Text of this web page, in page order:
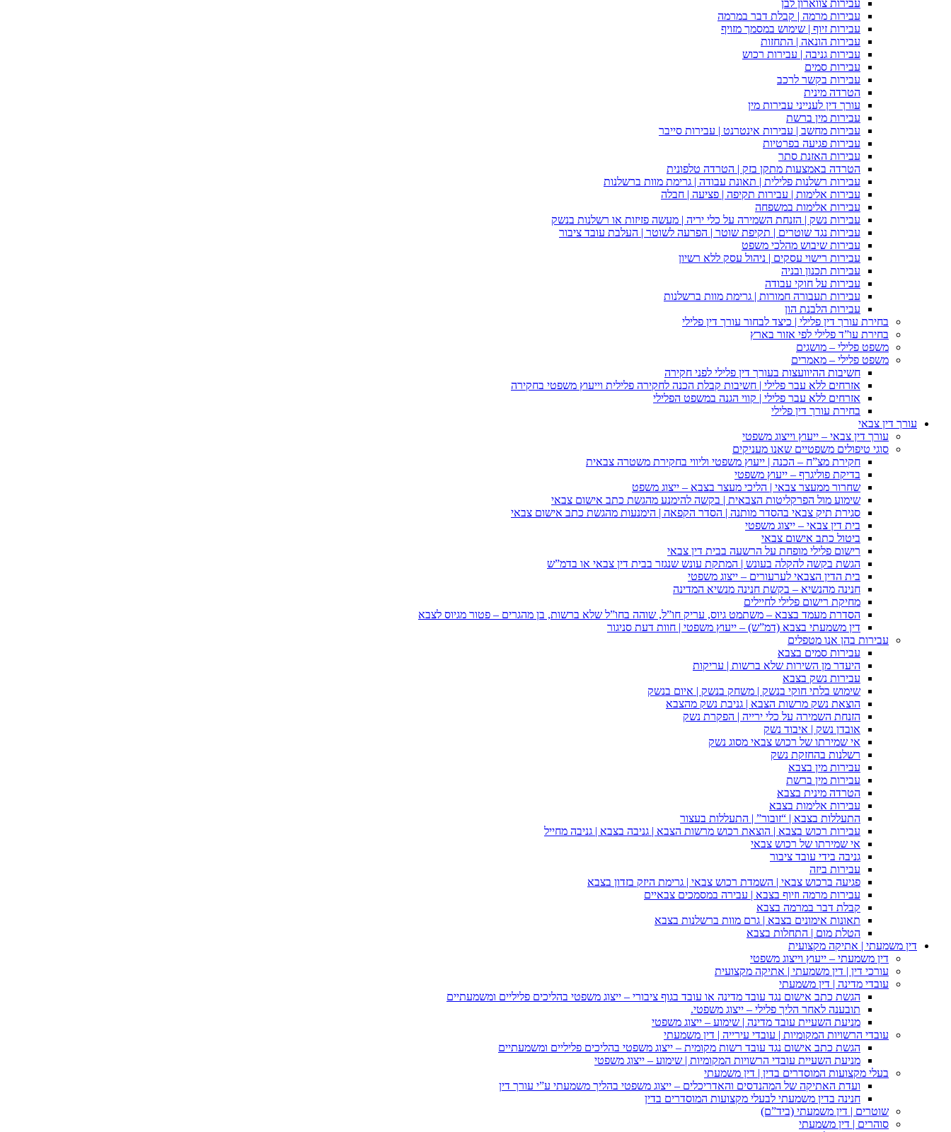
עבירות צווארון לבן
עבירות מרמה | קבלת דבר במרמה
עבירות זיוף | שימוש במסמך מזויף
עבירות הונאה | התחזות
עבירות גניבה | עבירות רכוש
עבירות סמים
עבירות בקשר לרכב
הטרדה מינית
עורך דין לענייני עבירות מין
עבירות מין ברשת
עבירות מחשב | עבירות אינטרנט | עבירות סייבר
עבירות פגיעה בפרטיות
עבירות האזנת סתר
הטרדה באמצעות מתקן בזק | הטרדה טלפונית
עבירות רשלנות פלילית | תאונת עבודה | גרימת מוות ברשלנות
עבירות אלימות | עבירות תקיפה | פציעה | חבלה
עבירות אלימות במשפחה
עבירות נשק | הזנחת השמירה על כלי יריה | מעשה פזיזות או רשלנות בנשק
עבירות נגד שוטרים | תקיפת שוטר | הפרעה לשוטר | העלבת עובד ציבור
עבירות שיבוש מהלכי משפט
עבירות רישוי עסקים | ניהול עסק ללא רשיון
עבירות תכנון ובניה
עבירות על חוקי עבודה
עבירות תעבורה חמורות | גרימת מוות ברשלנות
עבירות הלבנת הון
בחירת עורך דין פלילי | כיצד לבחור עורך דין פלילי
בחירת עו”ד פלילי לפי אזור בארץ
משפט פלילי – מושגים
משפט פלילי – מאמרים
חשיבות ההיוועצות בעורך דין פלילי לפני חקירה
אזרחים ללא עבר פלילי | חשיבות קבלת הכנה לחקירה פלילית וייעוץ משפטי בחקירה
אזרחים ללא עבר פלילי | קווי הגנה במשפט הפלילי
בחירת עורך דין פלילי
עורך דין צבאי
עורך דין צבאי – ייעוץ וייצוג משפטי
סוגי טיפולים משפטיים שאנו מעניקים
חקירת מצ”ח – הכנה | ייעוץ משפטי וליווי בחקירת משטרה צבאית
בדיקת פוליגרף – ייעוץ משפטי
שחרור ממעצר צבאי | הליכי מעצר בצבא – ייצוג משפט
שימוע מול הפרקליטות הצבאית | בקשה להימנע מהגשת כתב אישום צבאי
סגירת תיק צבאי בהסדר מותנה | הסדר הקפאה | הימנעות מהגשת כתב אישום צבאי
בית דין צבאי – ייצוג משפטי
ביטול כתב אישום צבאי
רישום פלילי מופחת על הרשעה בבית דין צבאי
הגשת בקשה להקלה בעונש | המתקת עונש שנגזר בבית דין צבאי או בדמ”ש
בית הדין הצבאי לערעורים – ייצוג משפטי
חנינה מהנשיא – בקשת חנינה מנשיא המדינה
מחיקת רישום פלילי לחיילים
הסדרת מעמד בצבא – משתמט גיוס, עריק חו”ל, שוהה בחו”ל שלא ברשות, בן מהגרים – פטור מגיוס לצבא
דין משמעתי בצבא (דמ”ש) – ייעוץ משפטי | חוות דעת סניגור
עבירות בהן אנו מטפלים
עבירות סמים בצבא
היעדר מן השירות שלא ברשות | עריקות
עבירות נשק בצבא
שימוש בלתי חוקי בנשק | משחק בנשק | איום בנשק
הוצאת נשק מרשות הצבא | גניבת נשק מהצבא
הזנחת השמירה על כלי ירייה | הפקרת נשק
אובדן נשק | איבוד נשק
אי שמירתו של רכוש צבאי מסוג נשק
רשלנות בהחזקת נשק
עבירות מין בצבא
עבירות מין ברשת
הטרדה מינית בצבא
עבירות אלימות בצבא
התעללות בצבא | “זובור” | התעללות בעצור
עבירות רכוש בצבא | הוצאת רכוש מרשות הצבא | גניבה בצבא | גניבה מחייל
אי שמירתו של רכוש צבאי
גניבה בידי עובד ציבור
עבירות ביזה
פגיעה ברכוש צבאי | השמדת רכוש צבאי | גרימת היזק בזדון בצבא
עבירות מרמה וזיוף בצבא | עבירה במסמכים צבאיים
קבלת דבר במרמה בצבא
תאונות אימונים בצבא | גרם מוות ברשלנות בצבא
הטלת מום | התחלות בצבא
דין משמעתי | אתיקה מקצועית
דין משמעתי – ייעוץ וייצוג משפטי
עורכי דין | דין משמעתי | אתיקה מקצועית
עובדי מדינה | דין משמעתי
הגשת כתב אישום נגד עובד מדינה או עובד בגוף ציבורי – ייצוג משפטי בהליכים פליליים ומשמעתיים
תובענה לאחר הליך פלילי – ייצוג משפטי.
מניעת השעיית עובד מדינה | שימוע – ייצוג משפטי
עובדי הרשויות המקומיות | עובדי עירייה | דין משמעתי
הגשת כתב אישום נגד עובד רשות מקומית – ייצוג משפטי בהליכים פליליים ומשמעתיים
מניעת השעיית עובדי הרשויות המקומיות | שימוע – ייצוג משפטי
בעלי מקצועות המוסדרים בדין | דין משמעתי
ועדת האתיקה של המהנדסים והאדריכלים – ייצוג משפטי בהליך משמעתי ע”י עורך דין
חנינה בדין משמעתי לבעלי מקצועות המוסדרים בדין
שוטרים | דין משמעתי (ביד”ם)
סוהרים | דין משמעתי